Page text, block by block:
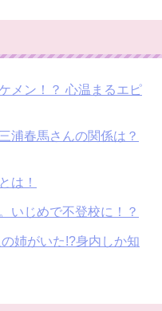
メン！？ 心温まるエピ
浦春馬さんの関係は？
は！
いじめで不登校に！？
姉がいた!?身内しか知